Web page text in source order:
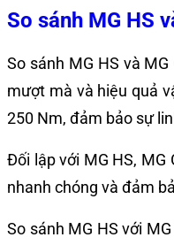
So sánh MG HS
So sánh MG HS và
mượt mà và hiệu quả
250 Nm, đảm bảo sự
Đối lập với MG HS,
nhanh chóng và đảm
So sánh MG HS với